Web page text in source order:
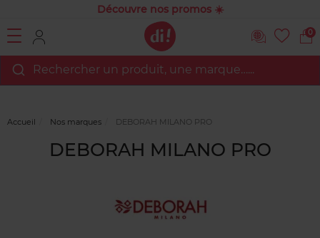
Découvre nos promos ☀️
0
Rechercher un produit, une marque…...
Accueil Nos marques DEBORAH MILANO PRO
DEBORAH MILANO PRO